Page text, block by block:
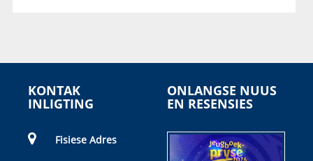
KONTAK
INLIGTING
Fisiese Adres
ONLANGSE NUUS
EN RESENSIES